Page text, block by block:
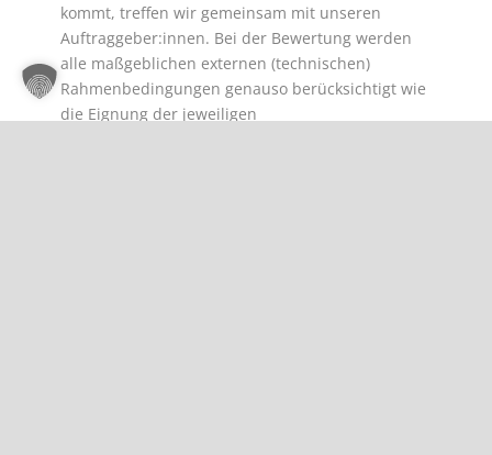
kommt, treffen wir gemeinsam mit unseren
Auftraggeber:innen. Bei der Bewertung werden
alle maßgeblichen externen (technischen)
Rahmenbedingungen genauso berücksichtigt wie
die Eignung der jeweiligen